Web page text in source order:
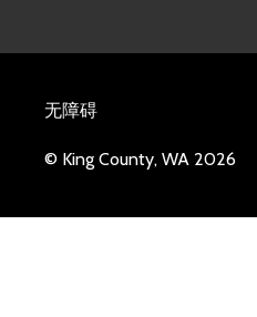
无障碍
© King County, WA 2026